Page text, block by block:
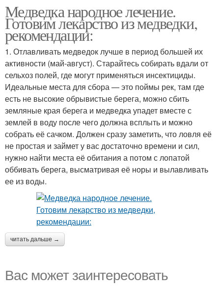
Медведка народное лечение.
Готовим лекарство из медведки,
рекомендации:
1. Отлавливать медведок лучше в период большей их
активности (май-август). Старайтесь собирать вдали от
сельхоз полей, где могут применяться инсектициды.
Идеальные места для сбора — это поймы рек, там где
есть не высокие обрывистые берега, можно сбить
земляные края берега и медведка упадет вместе с
землей в воду после чего должна всплыть и можно
собрать её сачком. Должен сразу заметить, что ловля её
не простая и займет у вас достаточно времени и сил,
нужно найти места её обитания а потом с лопатой
оббивать берега, высматривая её норы и вылавливать
ее из воды.
читать дальше →
Вас может заинтересовать